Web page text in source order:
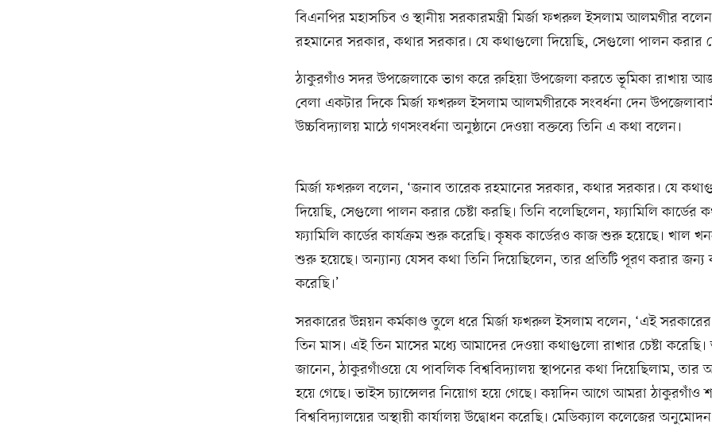
বিএনপির মহাসচিব ও স্থানীয় সরকারমন্ত্রী মির্জা ফখরুল ইসলাম আলমগীর
রহমানের সরকার, কথার সরকার। যে কথাগুলো দিয়েছি, সেগুলো পালন করার
ঠাকুরগাঁও সদর উপজেলাকে ভাগ করে রুহিয়া উপজেলা করতে ভূমিকা রাখায়
বেলা একটার দিকে মির্জা ফখরুল ইসলাম আলমগীরকে সংবর্ধনা দেন
উচ্চবিদ্যালয় মাঠে গণসংবর্ধনা অনুষ্ঠানে দেওয়া বক্তব্যে তিনি এ কথা বলেন।
মির্জা ফখরুল বলেন, ‘জনাব তারেক রহমানের সরকার, কথার সরকার। যে
দিয়েছি, সেগুলো পালন করার চেষ্টা করছি। তিনি বলেছিলেন, ফ্যামিলি কার্ডের
ফ্যামিলি কার্ডের কার্যক্রম শুরু করেছি। কৃষক কার্ডেরও কাজ শুরু হয়েছে। খাল
শুরু হয়েছে। অন্যান্য যেসব কথা তিনি দিয়েছিলেন, তার প্রতিটি পূরণ করার
করেছি।’
সরকারের উন্নয়ন কর্মকাণ্ড তুলে ধরে মির্জা ফখরুল ইসলাম বলেন, ‘এই সরকারের
তিন মাস। এই তিন মাসের মধ্যে আমাদের দেওয়া কথাগুলো রাখার চেষ্টা
জানেন, ঠাকুরগাঁওয়ে যে পাবলিক বিশ্ববিদ্যালয় স্থাপনের কথা দিয়েছিলাম,
হয়ে গেছে। ভাইস চ্যান্সেলর নিয়োগ হয়ে গেছে। কয়দিন আগে আমরা ঠাকুরগাঁও
বিশ্ববিদ্যালয়ের অস্থায়ী কার্যালয় উদ্বোধন করেছি। মেডিক্যাল কলেজের